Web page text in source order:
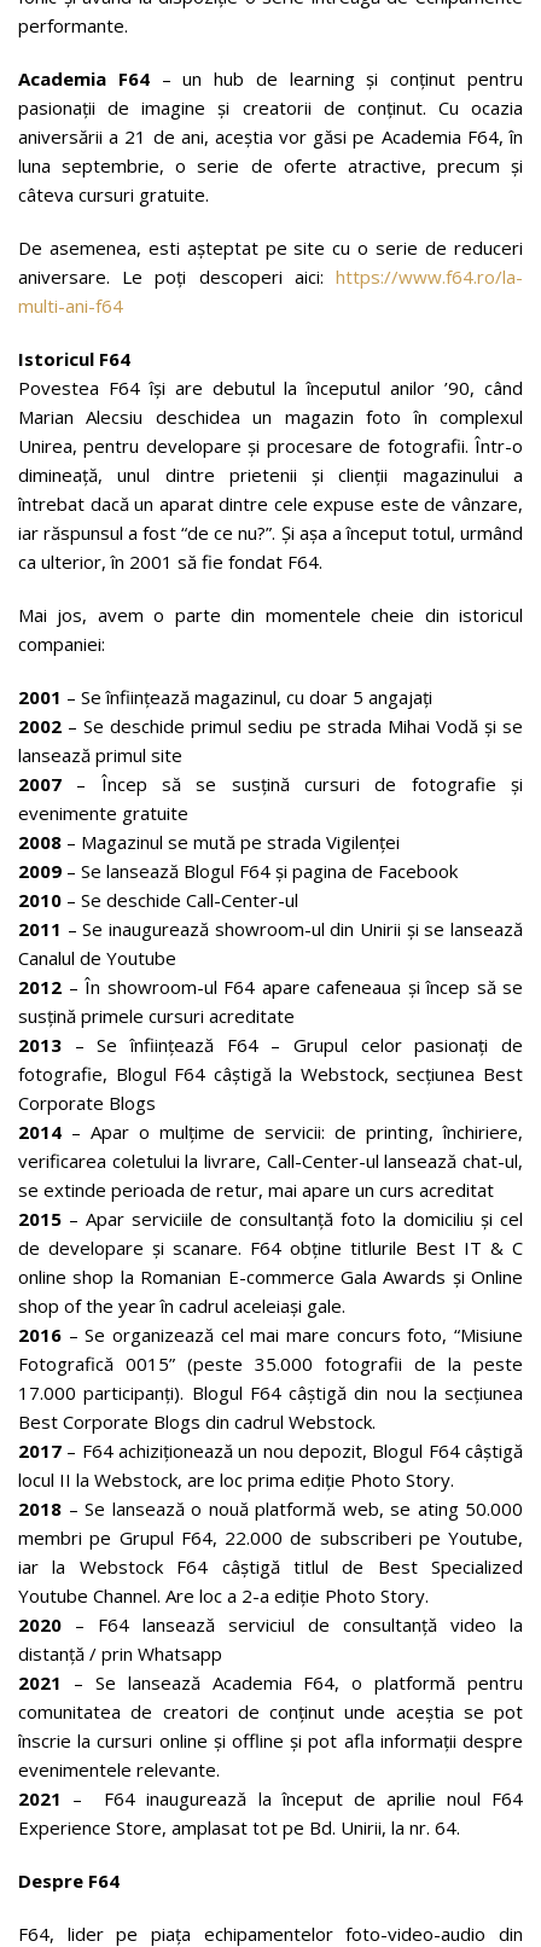
performante.
Academia F64– un hub de learning și conținut pentru
pasionații de imagine și creatorii de conținut. Cu ocazia
aniversării a 21 de ani, aceştia vor găsi pe Academia F64, în
luna septembrie, o serie de oferte atractive, precum și
câteva cursuri gratuite.
De asemenea, esti așteptat pe site cu o serie de reduceri
aniversare. Le poți descoperi aici: https://www.f64.ro/la-
multi-ani-f64
Istoricul F64
Povestea F64 își are debutul la începutul anilor ’90, când
Marian Alecsiu deschidea un magazin foto în complexul
Unirea, pentru developare și procesare de fotografii. Într-o
dimineață, unul dintre prietenii şi clienţii magazinului a
întrebat dacă un aparat dintre cele expuse este de vânzare,
iar răspunsul a fost “de ce nu?”. Și așa a început totul, urmând
ca ulterior, în 2001 să fie fondat F64.
Mai jos, avem o parte din momentele cheie din istoricul
companiei:
2001 – Se înființează magazinul, cu doar 5 angajați
2002 – Se deschide primul sediu pe strada Mihai Vodă și se
lansează primul site
2007 – Încep să se susțină cursuri de fotografie și
evenimente gratuite
2008 – Magazinul se mută pe strada Vigilenței
2009 – Se lansează Blogul F64 și pagina de Facebook
2010 – Se deschide Call-Center-ul
2011 – Se inaugurează showroom-ul din Unirii și se lansează
Canalul de Youtube
2012 – În showroom-ul F64 apare cafeneaua și încep să se
susțină primele cursuri acreditate
2013 – Se înființează F64 – Grupul celor pasionați de
fotografie, Blogul F64 câștigă la Webstock, secțiunea Best
Corporate Blogs
2014 – Apar o mulțime de servicii: de printing, închiriere,
verificarea coletului la livrare, Call-Center-ul lansează chat-ul,
se extinde perioada de retur, mai apare un curs acreditat
2015 – Apar serviciile de consultanță foto la domiciliu și cel
de developare și scanare. F64 obține titlurile Best IT & C
online shop la Romanian E-commerce Gala Awards și Online
shop of the year în cadrul aceleiași gale.
2016 – Se organizează cel mai mare concurs foto, “Misiune
Fotografică 0015” (peste 35.000 fotografii de la peste
17.000 participanți). Blogul F64 câștigă din nou la secțiunea
Best Corporate Blogs din cadrul Webstock.
2017 – F64 achiziționează un nou depozit, Blogul F64 câștigă
locul II la Webstock, are loc prima ediție Photo Story.
2018 – Se lansează o nouă platformă web, se ating 50.000
membri pe Grupul F64, 22.000 de subscriberi pe Youtube,
iar la Webstock F64 câștigă titlul de Best Specialized
Youtube Channel. Are loc a 2-a ediție Photo Story.
2020 – F64 lansează serviciul de consultanță video la
distanță / prin Whatsapp
2021 – Se lansează Academia F64, o platformă pentru
comunitatea de creatori de conținut unde aceștia se pot
înscrie la cursuri online și offline și pot afla informații despre
evenimentele relevante.
2021 – F64 inaugurează la început de aprilie noul F64
Experience Store, amplasat tot pe Bd. Unirii, la nr. 64.
Despre F64
F64, lider pe piața echipamentelor foto-video-audio din